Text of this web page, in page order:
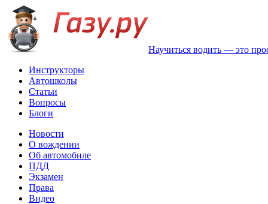
Научиться водить — это
Инструкторы
Автошколы
Статьи
Вопросы
Блоги
Новости
О вождении
Об автомобиле
ПДД
Экзамен
Права
Видео